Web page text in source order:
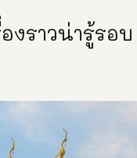
งราวน่ารู้รอบ